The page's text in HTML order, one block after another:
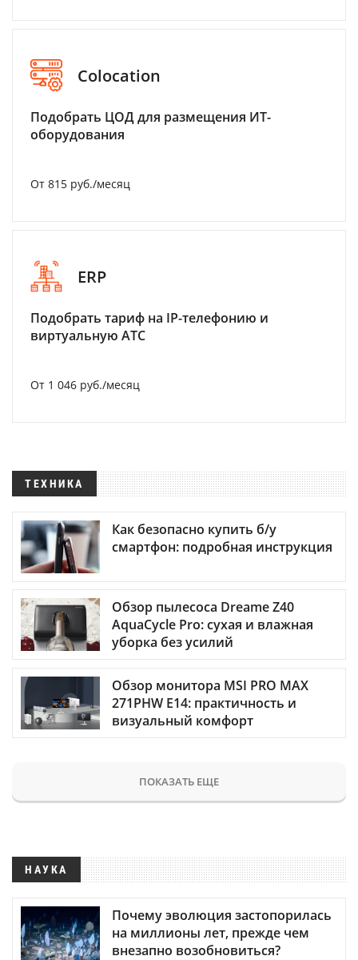
Colocation
Подобрать ЦОД для размещения ИТ-
оборудования
От 815 руб./месяц
ERP
Подобрать тариф на IP-телефонию и
виртуальную АТС
От 1 046 руб./месяц
ТЕХНИКА
Как безопасно купить б/у
смартфон: подробная инструкция
Обзор пылесоса Dreame Z40
AquaCycle Pro: сухая и влажная
уборка без усилий
Обзор монитора MSI PRO MAX
271PHW E14: практичность и
визуальный комфорт
ПОКАЗАТЬ ЕЩЕ
НАУКА
Почему эволюция застопорилась
на миллионы лет, прежде чем
внезапно возобновиться?